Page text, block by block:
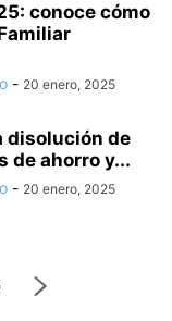
conoce cómo
- 20 enero, 2025
disolución de
de ahorro y...
- 20 enero, 2025